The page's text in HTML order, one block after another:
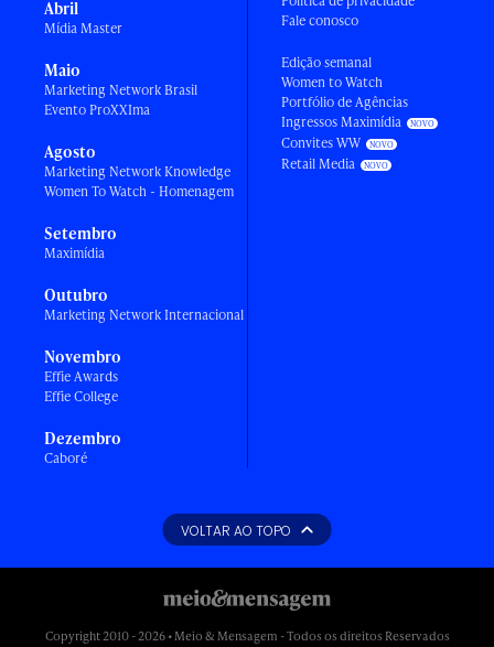
Abril
Mídia Master
Maio
Marketing Network Brasil
Evento ProXXIma
Agosto
Marketing Network Knowledge
Women To Watch - Homenagem
Setembro
Maximídia
Outubro
Marketing Network Internacional
Novembro
Effie Awards
Effie College
Dezembro
Caboré
Fale conosco
Edição semanal
Women to Watch
Portfólio de Agências
Ingressos Maximídia
Convites WW
Retail Media
VOLTAR AO TOPO
Copyright 2010 - 2026 • Meio & Mensagem - Todos os direitos Reservados